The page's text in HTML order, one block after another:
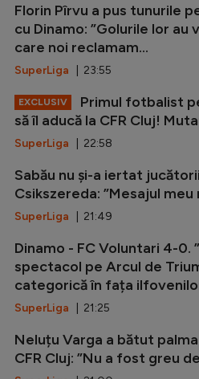
Florin Pîrvu a pus tunurile
cu Dinamo: ”Golurile lor au
care noi reclamam...
SuperLiga | 23:55
EXCLUSIV
Primul fotbalist
să îl aducă la CFR Cluj!
SuperLiga | 22:58
Sabău nu și-a iertat
Csikszereda: ”Mesajul
SuperLiga | 21:49
Dinamo - FC Voluntari 4-0.
spectacol pe Arcul de
categorică în fața
SuperLiga | 21:25
Neluțu Varga a bătut
CFR Cluj: ”Nu a fost greu